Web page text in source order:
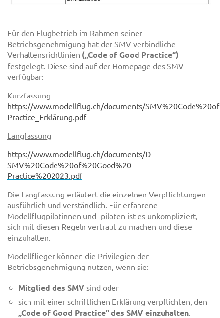
Für den Flugbetrieb im Rahmen seiner
Betriebsgenehmigung hat der SMV verbindliche
Verhaltensrichtlinien („Code of Good Practice“)
festgelegt. Diese sind auf der Homepage des SMV
verfügbar:
Kurzfassung
https://www.modellflug.ch/documents/
Practice_Erklärung.pdf
Langfassung
https://www.modellflug.ch/documents/D-
SMV%20Code%20of%20Good%20
Practice%202023.pdf
Die Langfassung erläutert die einzelnen Verpflichtungen
ausführlich und verständlich. Für erfahrene
Modellflugpilotinnen und -piloten ist es unkompliziert,
sich mit diesen Regeln vertraut zu machen und diese
einzuhalten.
Modellflieger können die Privilegien der
Betriebsgenehmigung nutzen, wenn sie:
Mitglied des SMV sind oder
sich mit einer schriftlichen Erklärung verpflichten, den
„Code of Good Practice“ des SMV einzuhalten.